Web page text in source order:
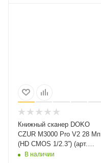
Книжный сканер DOKO
CZUR M3000 Pro V2 28 Мп
(HD CMOS 1/2.3”) (арт.
M3000 Pro)
В наличии